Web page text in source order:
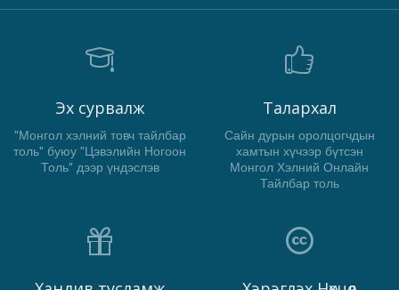
Эх сурвалж
"Монгол хэлний товч тайлбар
толь" буюу "Цэвэлийн Ногоон
Толь" дээр үндэслэв
Талархал
Сайн дурын оролцогчдын
хамтын хүчээр бүтсэн
Монгол Хэлний Онлайн
Тайлбар толь